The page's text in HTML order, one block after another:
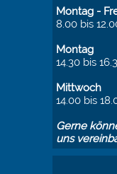
Montag -
8.00 bis
Montag
14.30 bis
Mittwoch
14.00 bis
Gerne
uns